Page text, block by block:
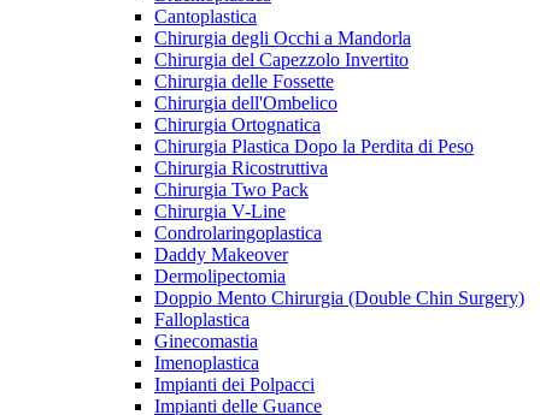
Cantoplastica
Chirurgia degli Occhi a Mandorla
Chirurgia del Capezzolo Invertito
Chirurgia delle Fossette
Chirurgia dell'Ombelico
Chirurgia Ortognatica
Chirurgia Plastica Dopo la Perdita di Peso
Chirurgia Ricostruttiva
Chirurgia Two Pack
Chirurgia V-Line
Condrolaringoplastica
Daddy Makeover
Dermolipectomia
Doppio Mento Chirurgia (Double Chin Surgery)
Falloplastica
Ginecomastia
Imenoplastica
Impianti dei Polpacci
Impianti delle Guance